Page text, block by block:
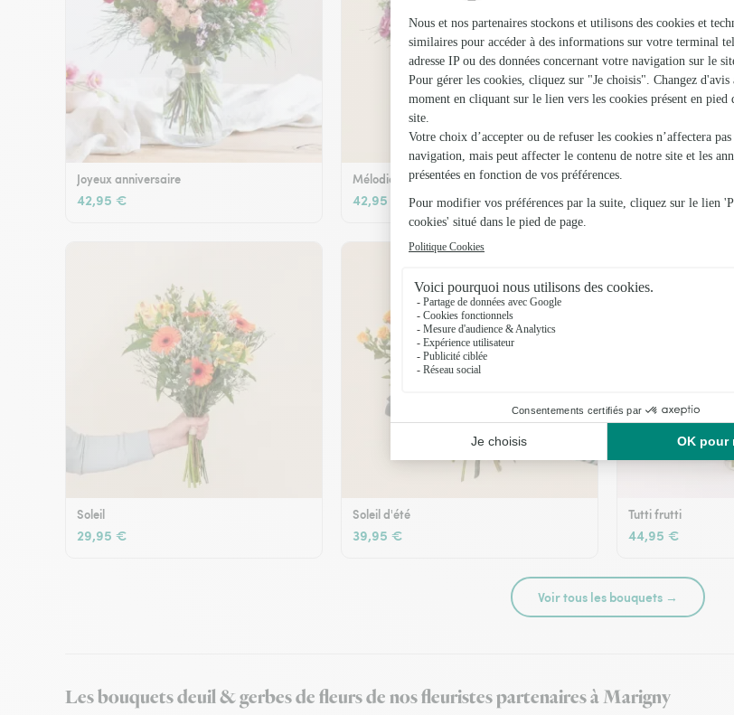
Joyeux anniversaire
42,95 €
Mélodie et son vase offert
42,95 € 36,95 €
Soleil
29,95 €
Soleil d'été
39,95 €
Tutti frutti
44,95 €
Voir tous les bouquets →
Les bouquets deuil & gerbes de fleurs de nos fleuristes partenaires à Marigny